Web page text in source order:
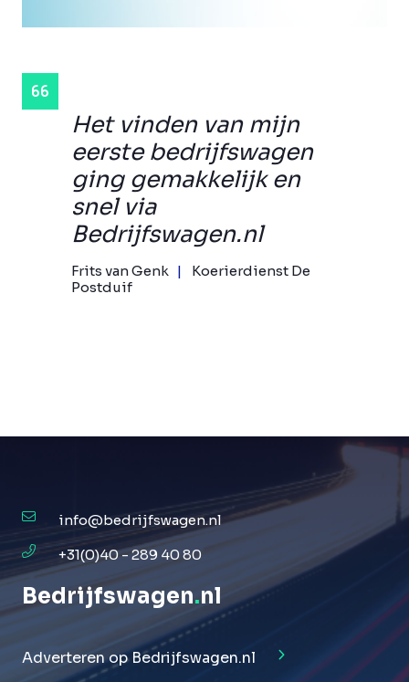
Het vinden van mijn
eerste bedrijfswagen
ging gemakkelijk en
snel via
Bedrijfswagen.nl
Frits van Genk
Koerierdienst De
Postduif
info@bedrijfswagen.nl
+31(0)40 - 289 40 80
Bedrijfswagen.nl
Adverteren op Bedrijfswagen.nl